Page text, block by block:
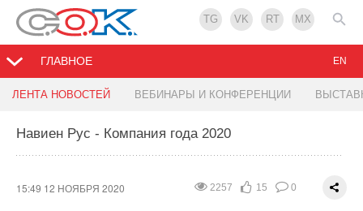
TG VK RT MX
ГЛАВНОЕ
ЛЕНТА НОВОСТЕЙ ВЕБИНАРЫ И КОНФЕРЕНЦИИ
EN
Навиен Рус - Компания года 2020
2257 15 0
15:49 12 НОЯБРЯ 2020
В Ленобласти собирают оборудование для
1567 0 0
14:39 12 НОЯБРЯ 2020
Международный день энергосбережения
12:27 11 НОЯБРЯ 2020
ВИЭ: мировой рост продаж солнечных панелей
12:10 11 НОЯБРЯ 2020